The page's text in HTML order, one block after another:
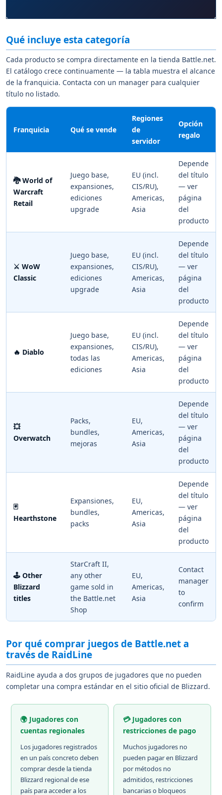
Qué incluye esta categoría
Cada producto se compra directamente en la tienda Battle.net.
El catálogo crece continuamente — la tabla muestra el alcance
de la franquicia. Contacta con un manager para cualquier
título no listado.
Franquicia Qué se vende
Regiones
de
servidor
Opción
regalo
🐉 World of
Warcraft
Retail
Juego base,
expansiones,
ediciones
upgrade
EU (incl.
CIS/RU),
Americas,
Asia
Depende
del título
— ver
página
del
producto
⚔️ WoW
Classic
Juego base,
expansiones,
ediciones
upgrade
EU (incl.
CIS/RU),
Americas,
Asia
Depende
del título
— ver
página
del
producto
🔥 Diablo
Juego base,
expansiones,
todas las
ediciones
EU (incl.
CIS/RU),
Americas,
Asia
Depende
del título
— ver
página
del
producto
💥
Overwatch
Packs,
bundles,
mejoras
EU,
Americas,
Asia
Depende
del título
— ver
página
del
producto
🃏
Hearthstone
Expansiones,
bundles,
packs
EU,
Americas,
Asia
Depende
del título
— ver
página
del
producto
🕹️ Other
Blizzard
titles
StarCraft II,
any other
game sold in
the Battle.net
Shop
EU,
Americas,
Asia
Contact
manager
to
confirm
Por qué comprar juegos de Battle.net a
través de RaidLine
RaidLine ayuda a dos grupos de jugadores que no pueden
completar una compra estándar en el sitio oficial de Blizzard.
🌍 Jugadores con
cuentas regionales
Los jugadores registrados
en un país concreto deben
comprar desde la tienda
Blizzard regional de ese
país para acceder a los
💳 Jugadores con
restricciones de pago
Muchos jugadores no
pueden pagar en Blizzard
por métodos no
admitidos, restricciones
bancarias o bloqueos